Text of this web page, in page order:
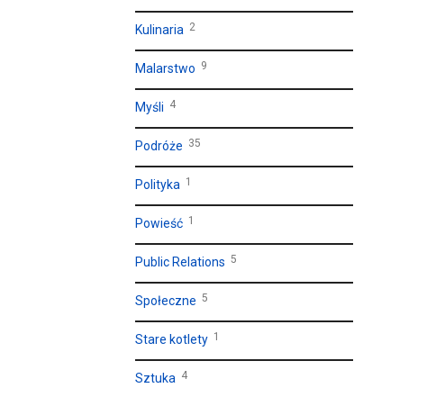
Kulinaria 2
Malarstwo 9
Myśli 4
Podróże 35
Polityka 1
Powieść 1
Public Relations 5
Społeczne 5
Stare kotlety 1
Sztuka 4